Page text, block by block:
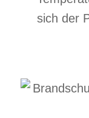
sich der